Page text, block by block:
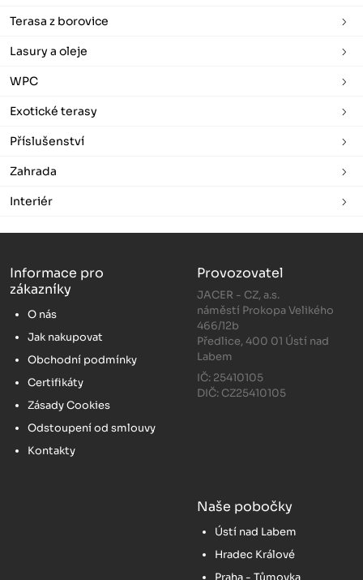
Terasa z borovice
Lasury a oleje
WPC
Exotické terasy
Příslušenství
Zahrada
Interiér
Informace pro
zákazníky
O nás
Jak nakupovat
Obchodní podmínky
Certifikáty
Zásady Cookies
Odstoupení od smlouvy
Kontakty
Provozovatel
JACER - CZ, a.s.
náměstí Prokopa Velikého
466/12b
Předlice, 400 01 Ústí nad
Labem
IČ: 25410105
DIČ: CZ25410105
Naše pobočky
Ústí nad Labem
Hradec Králové